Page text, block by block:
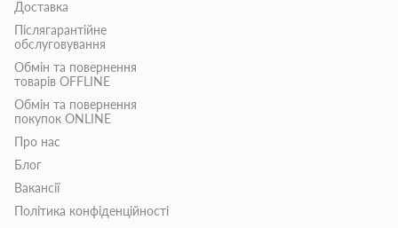
Доставка
Післягарантійне
обслуговування
Обмін та повернення
товарів OFFLINE
Обмін та повернення
покупок ONLINE
Про нас
Блог
Вакансії
Політика конфіденційності